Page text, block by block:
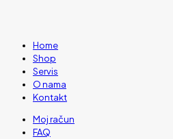
Home
Shop
Servis
O nama
Kontakt
Moj račun
FAQ